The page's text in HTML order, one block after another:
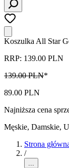
Koszulka All Star
RRP: 139.00 PLN
139.00 PLN*
89.00 PLN
Najniższa cena
Męskie, Damskie,
Strona
/
...